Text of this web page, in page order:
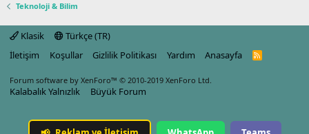
Teknoloji & Bilim
Klasik
Türkçe (TR)
İletişim
Koşullar Gizlilik Politikası Yardım Anasayfa
R
Forum software by XenForo™ © 2010-2019 XenForo Ltd.
Kalabalık Yalnızlık Büyük Forum